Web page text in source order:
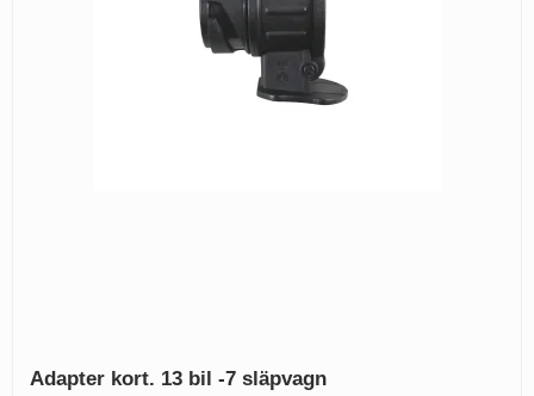
Adapter kort. 13 bil -7 släpvagn